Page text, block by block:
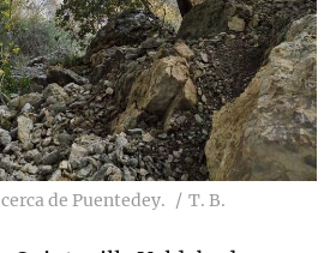
de Puentedey. T. B.